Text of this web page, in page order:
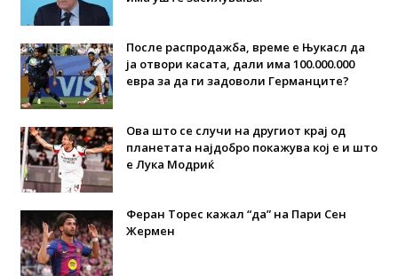
После распродажба, време е Њукасл да
ја отвори касата, дали има 100.000.000
евра за да ги задоволи Германците?
Ова што се случи на другиот крај од
планетата најдобро покажува кој е и што
е Лука Модриќ
Феран Торес кажал “да” на Пари Сен
Жермен